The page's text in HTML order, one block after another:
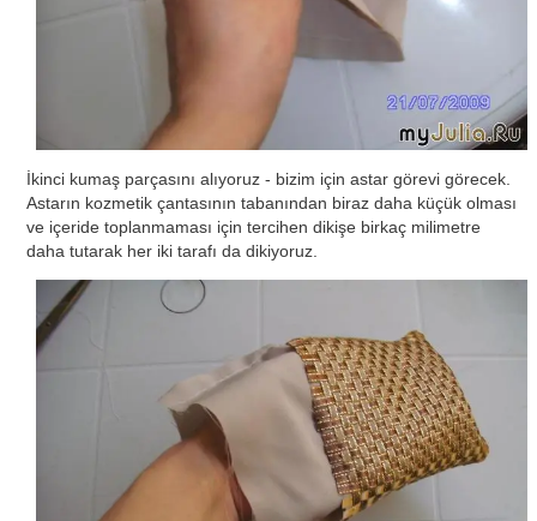
İkinci kumaş parçasını alıyoruz - bizim için astar görevi görecek.
Astarın kozmetik çantasının tabanından biraz daha küçük olması
ve içeride toplanmaması için tercihen dikişe birkaç milimetre
daha tutarak her iki tarafı da dikiyoruz.